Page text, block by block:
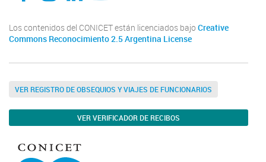
Los contenidos del CONICET están licenciados bajo Creative
Commons Reconocimiento 2.5 Argentina License
VER REGISTRO DE OBSEQUIOS Y VIAJES DE FUNCIONARIOS
VER VERIFICADOR DE RECIBOS